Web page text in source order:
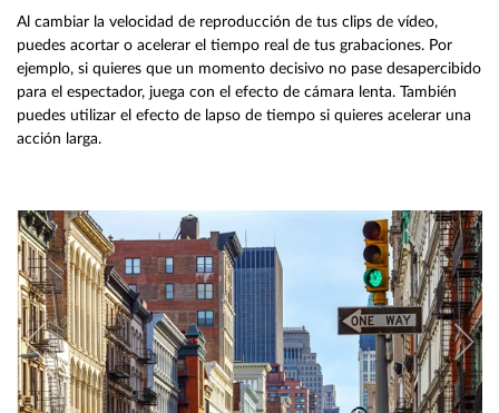
Al cambiar la velocidad de reproducción de tus clips de vídeo,
puedes acortar o acelerar el tiempo real de tus grabaciones. Por
ejemplo, si quieres que un momento decisivo no pase desapercibido
para el espectador, juega con el efecto de cámara lenta. También
puedes utilizar el efecto de lapso de tiempo si quieres acelerar una
acción larga.